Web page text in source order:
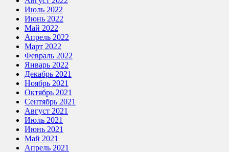
Июль 2022
Июнь 2022
Май 2022
Апрель 2022
Март 2022
Февраль 2022
Январь 2022
Декабрь 2021
Ноябрь 2021
Октябрь 2021
Сентябрь 2021
Август 2021
Июль 2021
Июнь 2021
Май 2021
Апрель 2021